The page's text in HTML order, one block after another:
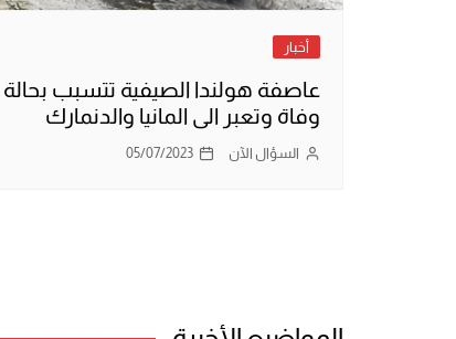
أخبار
عاصفة هولندا الصيفية تتسبب بحالة
وفاة وتعبر الى المانيا والدنمارك
السؤال الآن 05/07/2023